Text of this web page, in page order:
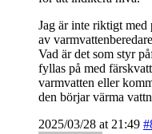
Jag är inte riktigt
av
Vad är det som styr
fyllas på med
varmvatten eller
den börjar värma
2025/03/28 at 21:49